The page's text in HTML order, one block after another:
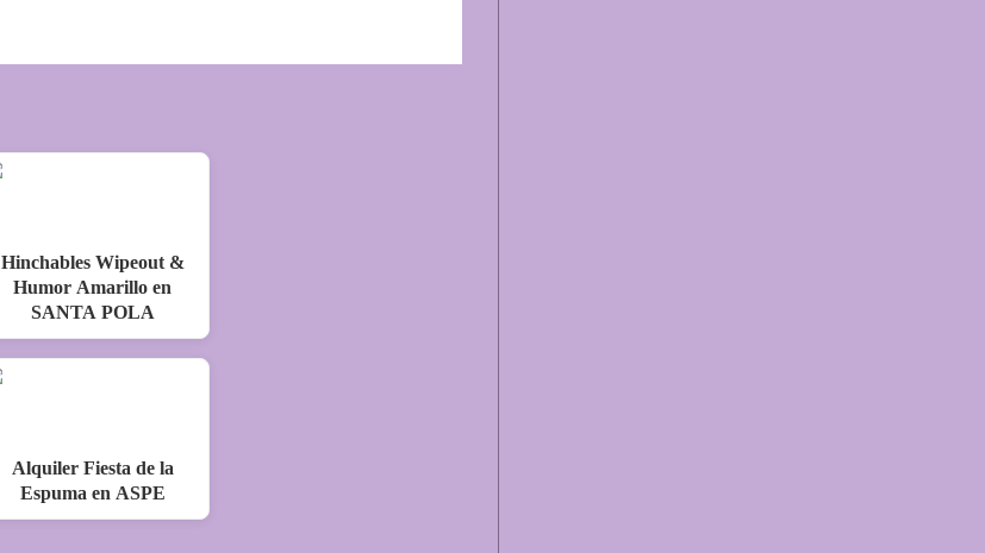
Hinchables Wipeout &
Humor Amarillo en
SANTA POLA
Alquiler Fiesta de la
Espuma en ASPE